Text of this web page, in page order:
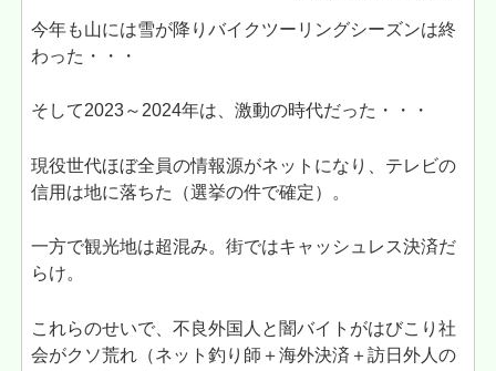
今年も山には雪が降りバイクツーリングシーズンは終
わった・・・
そして2023～2024年は、激動の時代だった・・・
現役世代ほぼ全員の情報源がネットになり、テレビの
信用は地に落ちた（選挙の件で確定）。
一方で観光地は超混み。街ではキャッシュレス決済だ
らけ。
これらのせいで、不良外国人と闇バイトがはびこり社
会がクソ荒れ（ネット釣り師＋海外決済＋訪日外人の